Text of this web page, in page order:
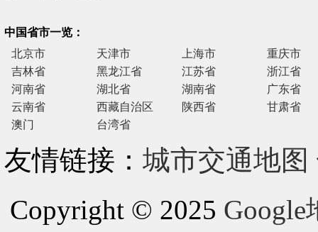
中国省市一览：
北京市
天津市 上海市
重庆市
吉林省
黑龙江省 江苏省
浙江省
河南省
湖北省 湖南省
广东省
云南省
西藏自治区 陕西省
甘肃省
澳门
台湾省
友情链接： 城市交通地图
Copyright © 2025 Google